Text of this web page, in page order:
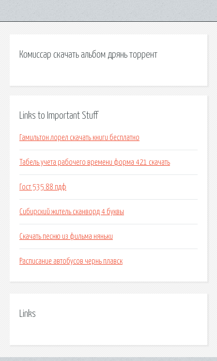
Комиссар скачать альбом дрянь торрент
Links to Important Stuff
Гамильтон лорел скачать книги бесплатно
Табель учета рабочего времени форма 421 скачать
Гост 535 88 пдф
Сибирский житель сканворд 4 буквы
Скачать песню из фильма няньки
Расписание автобусов чернь плавск
Links